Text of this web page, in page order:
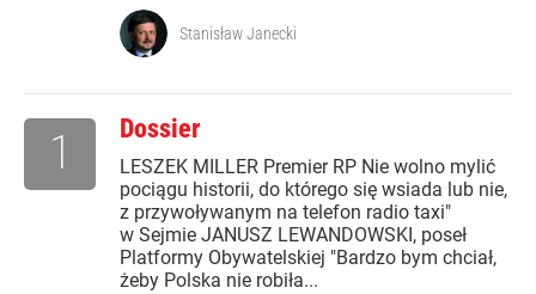
Stanisław Janecki
Dossier
LESZEK MILLER Premier RP Nie wolno mylić
pociągu historii, do którego się wsiada lub nie,
z przywoływanym na telefon radio taxi"
w Sejmie JANUSZ LEWANDOWSKI, poseł
Platformy Obywatelskiej "Bardzo bym chciał,
żeby Polska nie robiła...
1